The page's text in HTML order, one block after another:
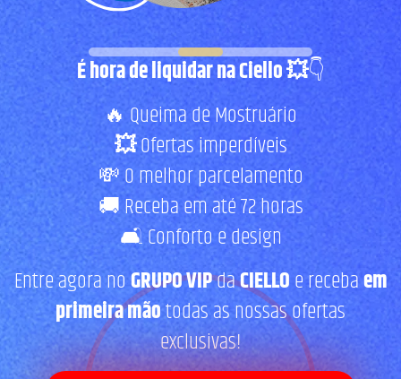
Fale com a Ciello – Móveis &
Conforto
Cadastre-se para começar uma
conversa no WhatsApp
INICIAR CONVERSA
Ao informar meus dados, eu concordo com a política de
privacidade.
É hora de liquidar na Ciello 💥👇
🔥 Queima de Mostruário
💥Ofertas imperdíveis
💸 O melhor parcelamento
🚚 Receba em até 72 horas
🛋️ Conforto e design
Entre agora noGRUPO VIPdaCIELLOe recebaem
primeira mãotodas as nossas ofertas
exclusivas!